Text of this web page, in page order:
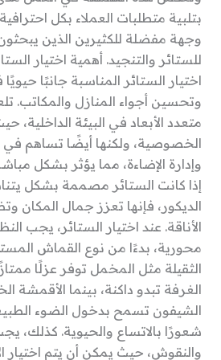
بتلبية متطلبات العملاء بكل
وجهة مفضلة للكثيرين الذين
للستائر والتنجيد. أهمية اختيار
اختيار الستائر المناسبة جانبًا
وتحسين أجواء المنازل والمكاتب.
متعدد الأبعاد في البيئة الداخلية،
الخصوصية، ولكنها أيضًا تساهم
وإدارة الإضاءة، مما يؤثر بشكل
إذا كانت الستائر مصممة بشكل
الديكور، فإنها تعزز جمال
الأناقة. عند اختيار الستائر، يجب
محورية، بدءًا من نوع القماش
الثقيلة مثل المخمل توفر عزلًا
الغرفة تبدو داكنة، بينما الأقمشة
الشيفون تسمح بدخول الضوء
شعورًا بالاتساع والحيوية. كذلك،
والنقوش، حيث يمكن أن يتم اختيار